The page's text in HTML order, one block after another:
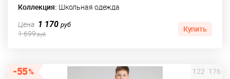
Коллекция: Школьная одежда
Цена 1 170 руб
1 699руб
Купить
55
122 176